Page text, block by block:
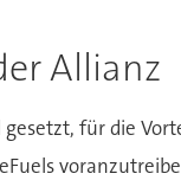
Allianz
für die